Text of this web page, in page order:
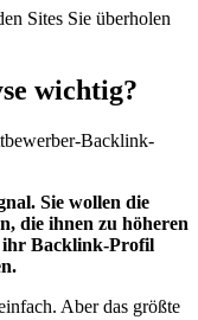
Sites Sie überholen
wichtig?
Backlink-
Sie wollen die
die ihnen zu höheren
ihr Backlink-Profil
Aber das größte